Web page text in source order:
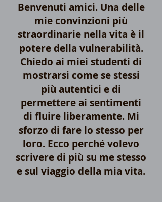
Benvenuti amici. Una delle
mie convinzioni più
straordinarie nella vita è il
potere della vulnerabilità.
Chiedo ai miei studenti di
mostrarsi come se stessi
più autentici e di
permettere ai sentimenti
di fluire liberamente. Mi
sforzo di fare lo stesso per
loro. Ecco perché volevo
scrivere di più su me stesso
e sul viaggio della mia vita.